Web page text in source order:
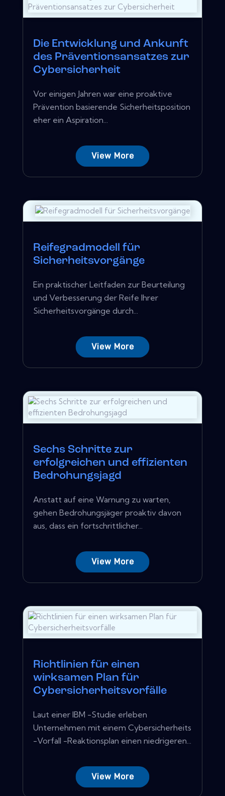
Die Entwicklung und Ankunft
des Präventionsansatzes zur
Cybersicherheit
Vor einigen Jahren war eine proaktive
Prävention basierende Sicherheitsposition
eher ein Aspiration...
View More
Reifegradmodell für
Sicherheitsvorgänge
Ein praktischer Leitfaden zur Beurteilung
und Verbesserung der Reife Ihrer
Sicherheitsvorgänge durch...
View More
Sechs Schritte zur
erfolgreichen und effizienten
Bedrohungsjagd
Anstatt auf eine Warnung zu warten,
gehen Bedrohungsjäger proaktiv davon
aus, dass ein fortschrittlicher...
View More
Richtlinien für einen
wirksamen Plan für
Cybersicherheitsvorfälle
Laut einer IBM -Studie erleben
Unternehmen mit einem Cybersicherheits
-Vorfall -Reaktionsplan einen niedrigeren...
View More